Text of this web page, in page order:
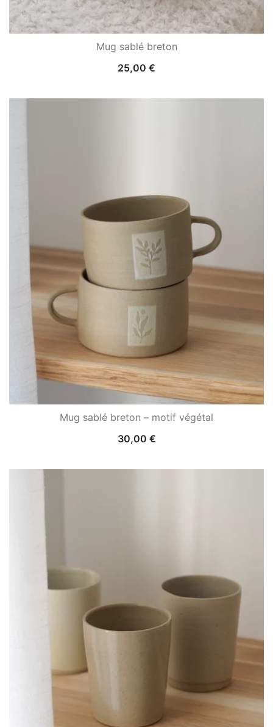
Mug sablé breton
25,00 €
Mug sablé breton – motif végétal
30,00 €